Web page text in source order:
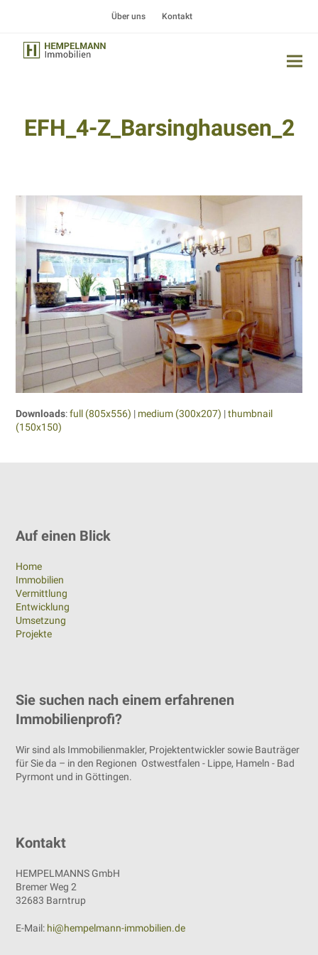
Über uns Kontakt
EFH_4-Z_Barsinghausen_2
Downloads:full (805x556) | medium (300x207) |thumbnail
(150x150)
Auf einen Blick
Home
Immobilien
Vermittlung
Entwicklung
Umsetzung
Projekte
Sie suchen nach einem erfahrenen
Immobilienprofi?
Wir sind als Immobilienmakler, Projektentwickler sowie Bauträger
für Sie da – in den Regionen Ostwestfalen - Lippe, Hameln - Bad
Pyrmont und in Göttingen.
Kontakt
HEMPELMANNS GmbH
Bremer Weg 2
32683 Barntrup
E-Mail: hi@hempelmann-immobilien.de